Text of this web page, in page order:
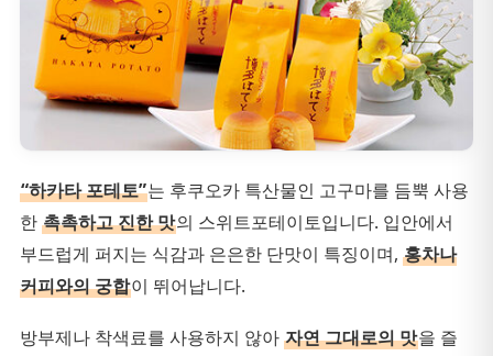
“하카타 포테토”는 후쿠오카 특산물인 고구마를 듬뿍 사용
한 촉촉하고 진한 맛의 스위트포테이토입니다. 입안에서
부드럽게 퍼지는 식감과 은은한 단맛이 특징이며, 홍차나
커피와의 궁합이 뛰어납니다.
방부제나 착색료를 사용하지 않아 자연 그대로의 맛을 즐